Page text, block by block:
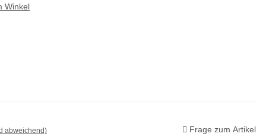
Winkel
abweichend) Frage zum Artikel